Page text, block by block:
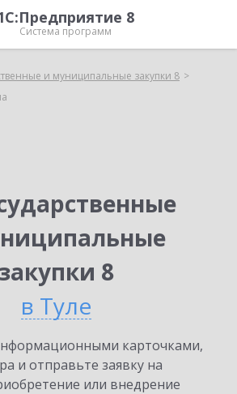
8
Система программ
и муниципальные закупки 8
8
в Туле
карточками,
и отправьте заявку на
или внедрение